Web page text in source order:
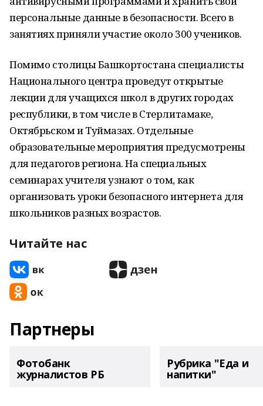
персональные данные в безопасности. Всего в
занятиях приняли участие около 300 учеников.
Помимо столицы Башкортостана специалисты
Национального центра проведут открытые
лекции для учащихся школ в других городах
республики, в том числе в Стерлитамаке,
Октябрьском и Туймазах. Отдельные
образовательные мероприятия предусмотрены
для педагогов региона. На специальных
семинарах учителя узнают о том, как
организовать уроки безопасного интернета для
школьников разных возрастов.
Читайте нас
Партнеры
Фотобанк
журналистов РБ
Рубрика "Еда и
напитки"